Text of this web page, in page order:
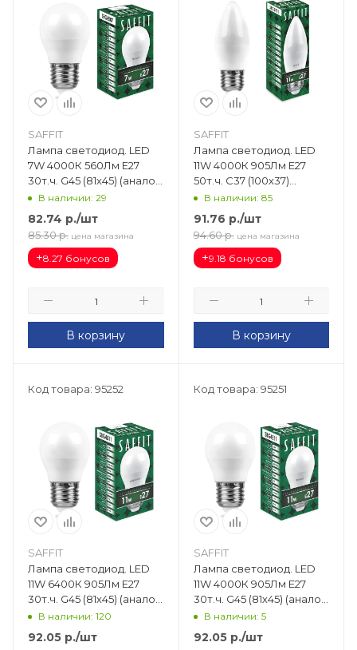
SAFFIT
Лампа светодиод. LED
7W 4000К 560Лм Е27
30т.ч. G45 (81х45) (аналог
60W) шар SBG4507 55037
В наличии: 29
82.74 р./шт
85.30 р. цена магазина
+8.27 бонусов
В корзину
SAFFIT
Лампа светодиод. LED
11W 4000К 905Лм Е27
50т.ч. C37 (100х37)
(аналог 110W) свеча
SBC3711 55135
В наличии: 85
91.76 р./шт
94.60 р. цена магазина
+9.18 бонусов
В корзину
Код товара: 95252
SAFFIT
Лампа светодиод. LED
11W 6400К 905Лм Е27
30т.ч. G45 (81х45) (аналог
120W) шар SBG4511 55141
В наличии: 120
92.05 р./шт
Код товара: 95251
SAFFIT
Лампа светодиод. LED
11W 4000К 905Лм Е27
30т.ч. G45 (81х45) (аналог
120W) шар SBG4511 55139
В наличии: 5
92.05р./шт